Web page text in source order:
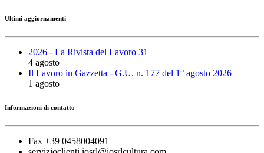
Ultimi aggiornamenti
2026 - La Rivista del Lavoro 31
4 agosto
Il Lavoro in Gazzetta - G.U. n. 177 del 1° agosto 2026
1 agosto
Informazioni di contatto
Fax +39 0458004091